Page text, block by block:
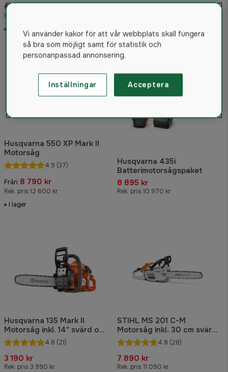
6 990 kr
Rek. pris 8 190 kr
I lager
9 479 kr
I lager
Husqvarna 550 XP Mark II
Motorsåg
4.9 (37)
Från 8 790 kr
Rek. pris 12 600 kr
I lager
Husqvarna 435i
Batterimotorsågspaket
8 895 kr
Rek. pris 10 970 kr
Husqvarna 135 Mark II
Motorsåg inkl. 14" svärd och
kedja
4.8 (21)
3 190 kr
Rek. pris 3 990 kr
STIHL MS 201 C-M
Motorsåg inkl. 30 cm svärd
och kedja
4.8 (28)
7 890 kr
Rek. pris 11 090 kr
Vi använder kakor för att vår webbplats skall fungera
så bra som möjligt samt för statistik och
personanpassad annonsering.
Inställningar Acceptera